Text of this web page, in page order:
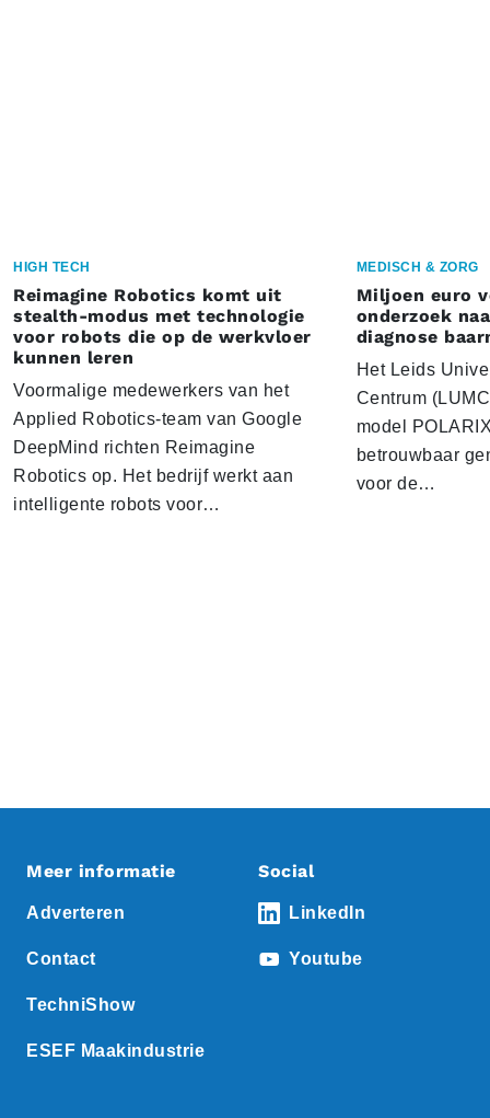
HIGH TECH
Reimagine Robotics komt uit
stealth-modus met technologie
voor robots die op de werkvloer
kunnen leren
Voormalige medewerkers van het
Applied Robotics-team van Google
DeepMind richten Reimagine
Robotics op. Het bedrijf werkt aan
intelligente robots voor…
MEDISCH & ZORG
Miljoen euro
onderzoek
diagnose
Het Leids
Centrum
model
betrouwbaar
voor de…
Meer informatie
Adverteren
Contact
TechniShow
ESEF Maakindustrie
Social
LinkedIn
Youtube